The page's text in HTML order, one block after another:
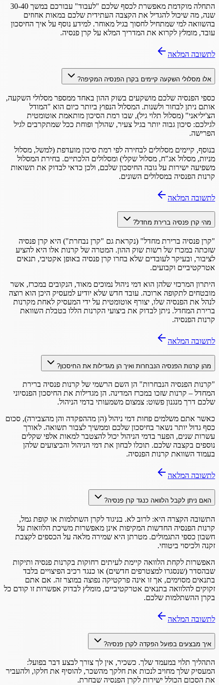
התחלה מוקדמת מאפשרת לכסף שלכם "לעבוד" עבורכם במשך 30-40
שנה, מה שיכול להגדיל את הקצבה העתידית שלכם במאות אחוזים
בהשוואה למי שמתחיל לחסוך בגיל מאוחר. למידע נוסף על איך החיסכון
עובד, מומלץ לקרוא את המדריך המלא על קרן פנסיה.
לתשובה המלאה
אלו מסלולי השקעה קיימים בקרן הפנסיה המקיפה?
כספי הפנסיה שלכם מושקעים בשוק ההון באחד ממספר מסלולי השקעה,
אותם ניתן לבחור ולשנות. המסלול הנפוץ ביותר כיום הוא "המודל
הצ'יליאני" (מסלול תלוי גיל), שבו רמת הסיכון מותאמת אוטומטית
לגילכם: סיכון גבוה יותר בגיל צעיר, שהולך ופוחת ככל שמתקרבים לגיל
הפרישה.
בנוסף, קיימים מסלולים לבחירה לפי רמת סיכון מועדפת (למשל, מסלול
מניות, מסלול אג"ח, מסלול שקלי) ומסלולים הלכתיים. בחירת המסלול
משפיעה ישירות על גובה החיסכון שלכם, ולכן כדאי לבדוק את תשואות
קרנות הפנסיה במסלולים השונים.
לתשובה המלאה
מהי קרן פנסיה ברירת מחדל?
"קרן פנסיה ברירת מחדל" (נקראת גם "קרן נבחרת") היא קרן פנסיה
שזכתה במכרז של רשות שוק ההון. המטרה של קרנות אלו היא להציע
לציבור, ובעיקר לעובדים שלא בחרו קרן פנסיה באופן אקטיבי, תנאים
אטרקטיביים וקבועים.
היתרון המרכזי שלהן הוא דמי ניהול נמוכים מאוד, הנקובים במכרז, אשר
מובטחים לתקופה ארוכה. עובד חדש שלא יודיע למעסיק היכן הוא רוצה
לנהל את הפנסיה שלו, יצורף אוטומטית על ידי המעסיק לאחת מקרנות
ברירת המחדל. ניתן לבדוק את ביצועי הקרנות הללו בטבלת השוואת
קרנות הפנסיה.
לתשובה המלאה
מהן קרנות הפנסיה הנבחרות ואיך הן מגדילות את החיסכון?
"קרנות הפנסיה הנבחרות" הן השם הרשמי של קרנות פנסיה ברירת
המחדל – קרנות שזכו במכרז המדינה. הן מגדילות את החיסכון הפנסיוני
שלכם דרך מנגנון פשוט: צמצום משמעותי בדמי הניהול.
כאשר אתם משלמים פחות דמי ניהול (הן מההפקדה והן מהצבירה), סכום
כסף גדול יותר נשאר בחיסכון שלכם וממשיך לצבור תשואה. לאורך
עשרות שנים, הפער בדמי הניהול יכול להצטבר למאות אלפי שקלים
נוספים בקצבה שלכם. תוכלו לבחון את דמי הניהול והביצועים שלהן
בעמוד השוואת קרנות הפנסיה.
לתשובה המלאה
האם ניתן לקבל הלוואה כנגד קרן פנסיה?
התשובה הקצרה היא: לרוב לא. בניגוד לקרן השתלמות או קופת גמל,
קרנות הפנסיה החדשות המקיפות אינן מאפשרות משיכת הלוואות על
חשבון כספי התגמולים. מטרתן היא שמירה מלאה על הכספים לקצבת
זקנה ולכיסוי ביטוחי.
האפשרות לקחת הלוואה קיימת לעיתים רחוקות בקרנות פנסיה ותיקות
שבהסדר (שנסגרו למצטרפים חדשים) או כנגד רכיב הפיצויים בלבד
בתנאים מסוימים, אך זו אינה פרקטיקה נפוצה במוצר זה. אם אתם
זקוקים להלוואה בתנאים אטרקטיביים, מומלץ לבדוק אפשרות זו קודם כל
בקרן ההשתלמות שלכם.
לתשובה המלאה
איך מבצעים בפועל הפקדה לקרן פנסיה?
התהליך תלוי במעמד שלך. כשכיר, אין לך צורך לבצע דבר בפועל:
המעסיק שלך מחויב לנכות את חלקך מהשכר, להוסיף את חלקו, ולהעביר
את הסכום הכולל ישירות לקרן הפנסיה שבחרת.